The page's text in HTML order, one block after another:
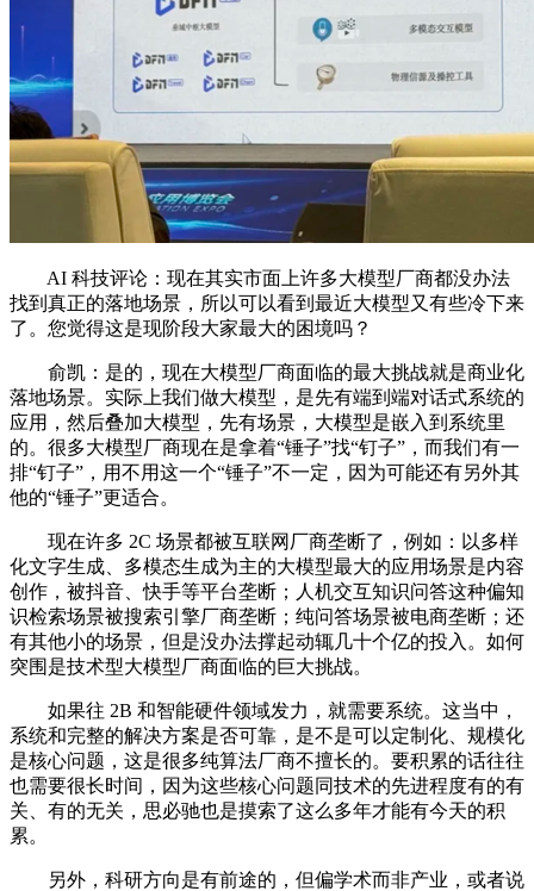
AI 科技评论：现在其实市面上许多大模型厂商都没办法
找到真正的落地场景，所以可以看到最近大模型又有些冷下来
了。您觉得这是现阶段大家最大的困境吗？
俞凯：是的，现在大模型厂商面临的最大挑战就是商业化
落地场景。实际上我们做大模型，是先有端到端对话式系统的
应用，然后叠加大模型，先有场景，大模型是嵌入到系统里
的。很多大模型厂商现在是拿着“锤子”找“钉子”，而我们有一
排“钉子”，用不用这一个“锤子”不一定，因为可能还有另外其
他的“锤子”更适合。
现在许多 2C 场景都被互联网厂商垄断了，例如：以多样
化文字生成、多模态生成为主的大模型最大的应用场景是内容
创作，被抖音、快手等平台垄断；人机交互知识问答这种偏知
识检索场景被搜索引擎厂商垄断；纯问答场景被电商垄断；还
有其他小的场景，但是没办法撑起动辄几十个亿的投入。如何
突围是技术型大模型厂商面临的巨大挑战。
如果往 2B 和智能硬件领域发力，就需要系统。这当中，
系统和完整的解决方案是否可靠，是不是可以定制化、规模化
是核心问题，这是很多纯算法厂商不擅长的。要积累的话往往
也需要很长时间，因为这些核心问题同技术的先进程度有的有
关、有的无关，思必驰也是摸索了这么多年才能有今天的积
累。
另外，科研方向是有前途的，但偏学术而非产业，或者说